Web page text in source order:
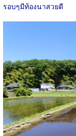
รอบๆมีท้องนาสวยดี